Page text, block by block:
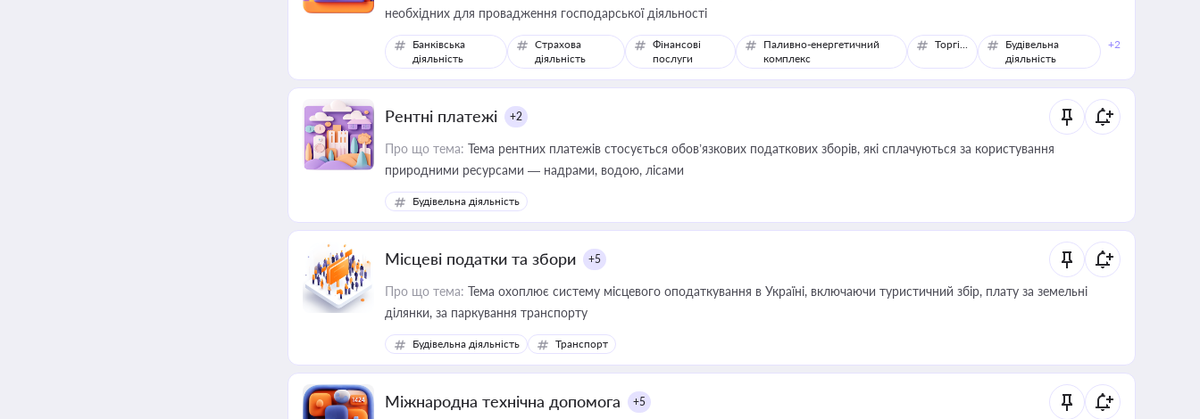
необхідних для провадження господарської діяльності
Банківська
діяльність
Страхова
діяльність
Фінансові
послуги
Паливно-енергетичний
комплекс
Торгівля
Будівельна
діяльність
+2
Рентні платежі +2
Про що тема: Тема рентних платежів стосується обов’язкових податкових зборів, які сплачуються за користування
природними ресурсами — надрами, водою, лісами
Будівельна діяльність
Місцеві податки та збори +5
Про що тема: Тема охоплює систему місцевого оподаткування в Україні, включаючи туристичний збір, плату за земельні
ділянки, за паркування транспорту
Будівельна діяльність Транспорт
Міжнародна технічна допомога +5